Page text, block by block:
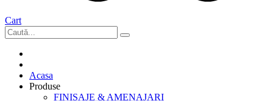
Cart
Acasa
Produse
FINISAJE & AMENAJARI